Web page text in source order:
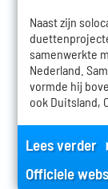
Naast zijn
samenwerkte
Nederland.
vormde hij
ook Duitsland,
Lees verder
Officiele